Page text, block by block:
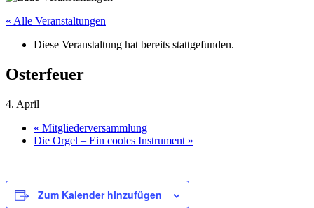
« Alle Veranstaltungen
Diese Veranstaltung hat bereits stattgefunden.
Osterfeuer
4. April
« Mitgliederversammlung
Die Orgel – Ein cooles Instrument »
Zum Kalender hinzufügen